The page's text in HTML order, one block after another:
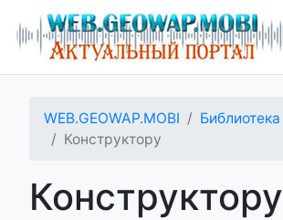
WEB.GEOWAP.MOBI
Библиотека
Конструктору
Конструктору